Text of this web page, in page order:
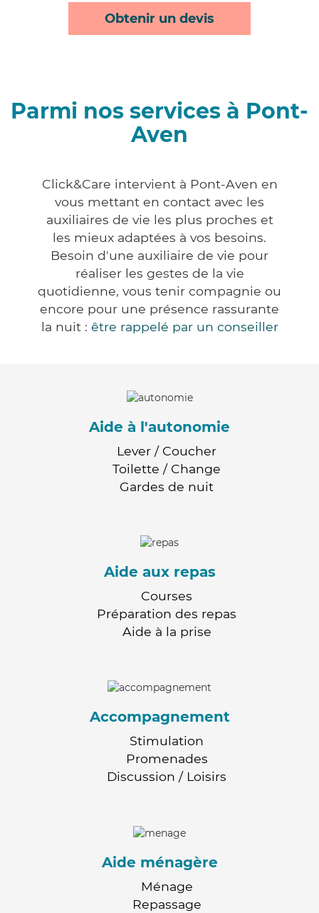
Obtenir un devis
Parmi nos services à Pont-
Aven
Click&Care intervient à Pont-Aven en
vous mettant en contact avec les
auxiliaires de vie les plus proches et
les mieux adaptées à vos besoins.
Besoin d'une auxiliaire de vie pour
réaliser les gestes de la vie
quotidienne, vous tenir compagnie ou
encore pour une présence rassurante
la nuit : être rappelé par un conseiller
Aide à l'autonomie
Lever / Coucher
Toilette / Change
Gardes de nuit
Aide aux repas
Courses
Préparation des repas
Aide à la prise
Accompagnement
Stimulation
Promenades
Discussion / Loisirs
Aide ménagère
Ménage
Repassage